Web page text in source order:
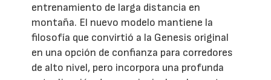
entrenamiento de larga distancia en
montaña. El nuevo modelo mantiene la
filosofía que convirtió a la Genesis original
en una opción de confianza para corredores
de alto nivel, pero incorpora una profunda